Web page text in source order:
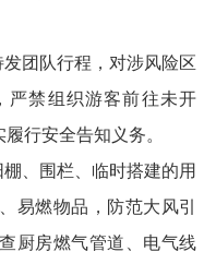
团队行程，对涉风险区
严禁组织游客前往未开
行安全告知义务。
、围栏、临时搭建的用
易燃物品，防范大风引
厨房燃气管道、电气线